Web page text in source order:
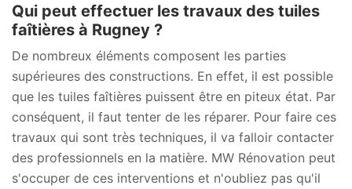
Qui peut effectuer les travaux des tuiles
faîtières à Rugney ?
De nombreux éléments composent les parties
supérieures des constructions. En effet, il est possible
que les tuiles faîtières puissent être en piteux état. Par
conséquent, il faut tenter de les réparer. Pour faire ces
travaux qui sont très techniques, il va falloir contacter
des professionnels en la matière. MW Rénovation peut
s'occuper de ces interventions et n'oubliez pas qu'il